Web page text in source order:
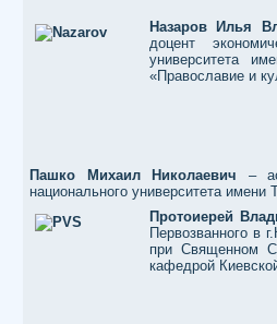
Назаров Илья
доцент
университета
«Православие и
Пашко Михаил Николаевич –
национального университета имени
Протоиерей
Первозванного в
при Священном
кафедрой